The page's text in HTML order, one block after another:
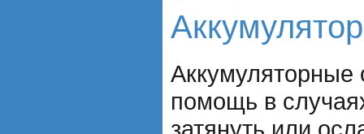
Аккумуляторные
помощь в